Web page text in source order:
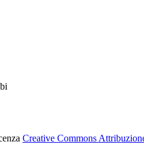
Creative Commons